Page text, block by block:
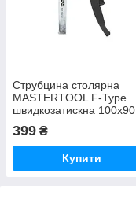
Струбцина столярна
MASTERTOOL F-Type
швидкозатискна 100х90
399 ₴
Купити